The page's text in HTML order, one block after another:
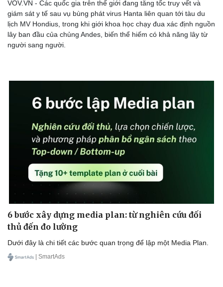
Doanh nghiệp
Doanh nhân
Trải nghiệm
VOV.VN - Các quốc gia trên thế giới đang tăng tốc truy vết và
giám sát y tế sau vụ bùng phát virus Hanta liên quan tới tàu du
lịch MV Hondius, trong khi giới khoa học chạy đua xác định nguồn
lây ban đầu của chủng Andes, biến thể hiếm có khả năng lây từ
người sang người.
6 bước xây dựng media plan: từ nghiên cứu đối
thủ đến đo lường
Dưới đây là chi tiết các bước quan trọng để lập một Media Plan.
| SmartAds